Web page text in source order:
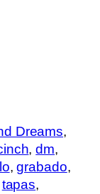
Dreams,
,dm,
,grabado,
tapas,